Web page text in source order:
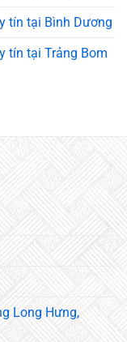
tín tại Bình Dương
tín tại Trảng Bom
Long Hưng,